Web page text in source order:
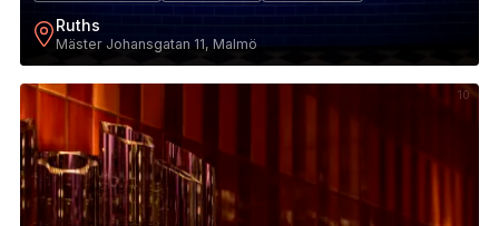
Ruths
Mäster Johansgatan 11, Malmö
10